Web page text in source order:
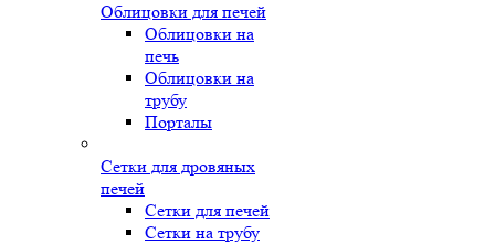
Облицовки для печей
Облицовки на
печь
Облицовки на
трубу
Порталы
Сетки для дровяных
печей
Сетки для печей
Сетки на трубу